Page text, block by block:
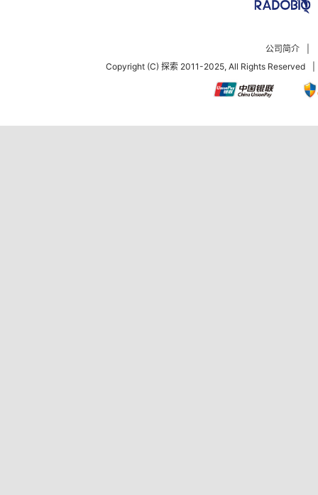
公司简介
Copyright (C) 探索 2011-2025, All Rights Reserved